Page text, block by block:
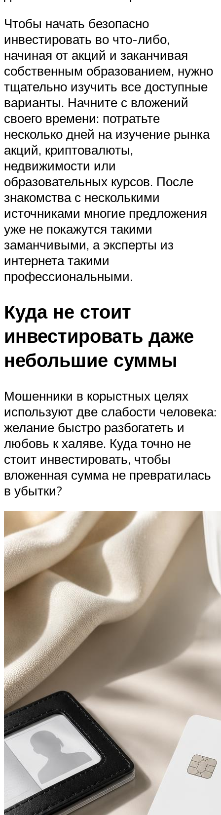
Чтобы начать безопасно
инвестировать во что-либо,
начиная от акций и заканчивая
собственным образованием, нужно
тщательно изучить все доступные
варианты. Начните с вложений
своего времени: потратьте
несколько дней на изучение рынка
акций, криптовалюты,
недвижимости или
образовательных курсов. После
знакомства с несколькими
источниками многие предложения
уже не покажутся такими
заманчивыми, а эксперты из
интернета такими
профессиональными.
Куда не стоит
инвестировать даже
небольшие суммы
Мошенники в корыстных целях
используют две слабости человека:
желание быстро разбогатеть и
любовь к халяве. Куда точно не
стоит инвестировать, чтобы
вложенная сумма не превратилась
в убытки?